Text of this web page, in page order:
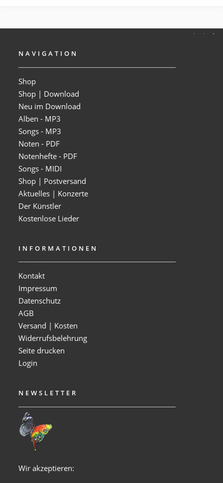
NAVIGATION
Shop
Shop | Download
Neu im Download
Alben - MP3
Songs - MP3
Noten - PDF
Notenhefte - PDF
Songs - MIDI
Shop | Postversand
Aktuelles | Konzerte
Der Künstler
Kostenlose Lieder
INFORMATIONEN
Kontakt
Impressum
Datenschutz
AGB
Versand | Kosten
Widerrufsbelehrung
Seite drucken
Login
NEWSLETTER
Wir akzeptieren: